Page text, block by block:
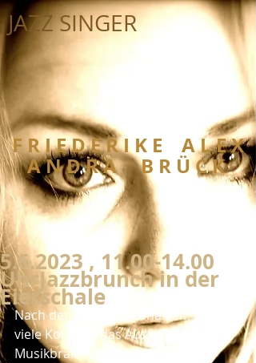
JAZZ SINGER
F R I E D E R I K E A L E X
A N D R A B R Ü C K
5.6.2023 , 11.00-14.00
UhrJazzbrunch in der
Eierschale
Nach der langen Corona Zeit, die für
viele Kollegen das Aus in der
Musikbranche bedeutete, ist es